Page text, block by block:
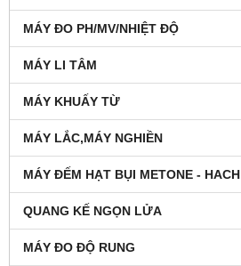
MÁY ĐO PH/MV/NHIỆT ĐỘ
MÁY LI TÂM
MÁY KHUẤY TỪ
MÁY LẮC,MÁY NGHIỀN
MÁY ĐẾM HẠT BỤI METONE - HACH
QUANG KẾ NGỌN LỬA
MÁY ĐO ĐỘ RUNG